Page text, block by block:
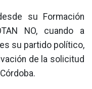
su Formación
NO, cuando a
su partido político,
de la solicitud